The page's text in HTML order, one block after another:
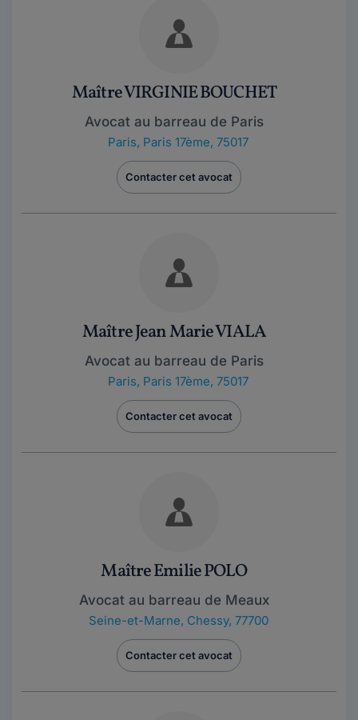
Maître VIRGINIE BOUCHET
Avocat au barreau de Paris
Paris, Paris 17ème, 75017
Contacter cet avocat
Maître Jean Marie VIALA
Avocat au barreau de Paris
Paris, Paris 17ème, 75017
Contacter cet avocat
Maître Emilie POLO
Avocat au barreau de Meaux
Seine-et-Marne, Chessy, 77700
Contacter cet avocat